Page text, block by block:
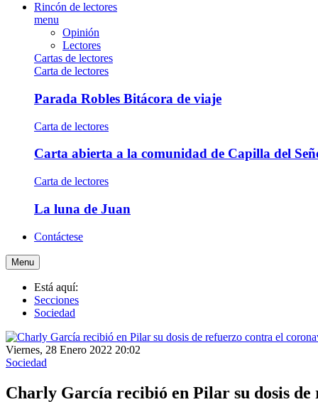
Rincón de lectores
menu
Opinión
Lectores
Cartas de lectores
Carta de lectores
Parada Robles Bitácora de viaje
Carta de lectores
Carta abierta a la comunidad de Capilla del
Carta de lectores
La luna de Juan
Contáctese
Menu
Está aquí:
Secciones
Sociedad
Viernes, 28 Enero 2022 20:02
Sociedad
Charly García recibió en Pilar su dosis